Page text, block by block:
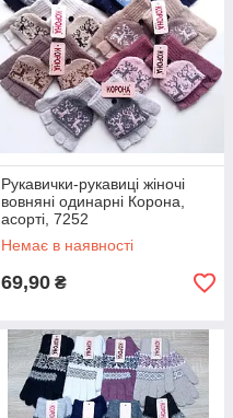
Рукавички-рукавиці жіночі
вовняні одинарні Корона,
асорті, 7252
Немає в наявності
69,90 ₴